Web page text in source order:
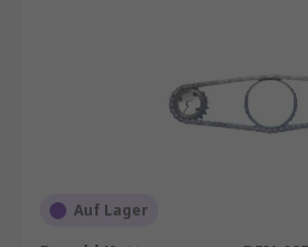
Auf Lager